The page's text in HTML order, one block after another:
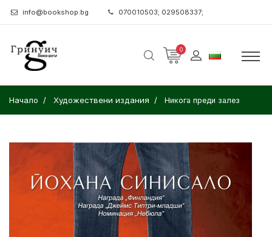
info@bookshop.bg 070010503; 029508337;
0
Начало Художествени издания Никога преди залез